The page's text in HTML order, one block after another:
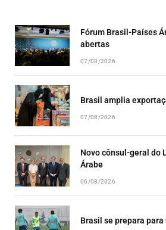
Fórum Brasil-Países
abertas
07/08/2026
Brasil amplia
07/08/2026
Novo cônsul-geral do
Árabe
06/08/2026
Brasil se prepara